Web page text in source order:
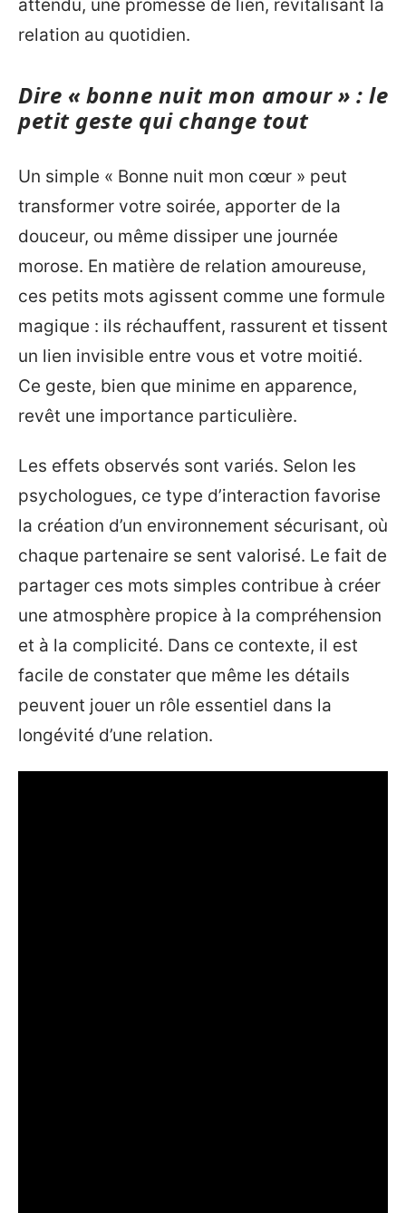
attendu, une promesse de lien, revitalisant la
relation au quotidien.
Dire « bonne nuit mon amour » : le
petit geste qui change tout
Un simple « Bonne nuit mon cœur » peut
transformer votre soirée, apporter de la
douceur, ou même dissiper une journée
morose. En matière de relation amoureuse,
ces petits mots agissent comme une formule
magique : ils réchauffent, rassurent et tissent
un lien invisible entre vous et votre moitié.
Ce geste, bien que minime en apparence,
revêt une importance particulière.
Les effets observés sont variés. Selon les
psychologues, ce type d’interaction favorise
la création d’un environnement sécurisant, où
chaque partenaire se sent valorisé. Le fait de
partager ces mots simples contribue à créer
une atmosphère propice à la compréhension
et à la complicité. Dans ce contexte, il est
facile de constater que même les détails
peuvent jouer un rôle essentiel dans la
longévité d’une relation.